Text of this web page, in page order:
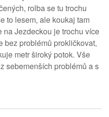
rolba se tu trochu
to lesem, ale koukaj tam
na Jezdeckou je trochu více
bez problémů prokličkovat,
metr široký potok. Vše
sebemenších problémů a s